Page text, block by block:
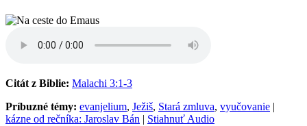
Citát z Biblie: Malachi 3:1-3
Príbuzné témy: evanjelium, Ježiš, Stará zmluva, vyučovanie |
kázne od rečníka: Jaroslav Bán | Stiahnuť Audio